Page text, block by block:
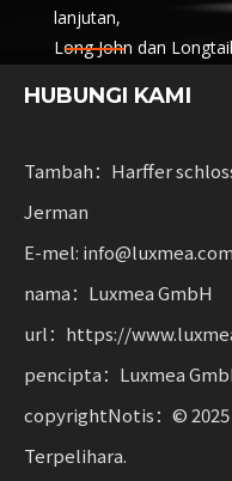
lanjutan,
Long John dan
perkhidmatan
dengan fleksibiliti
HUBUNGI KAMI
Tambah：Harffer
Jerman
E-mel: info@luxmea.com
nama：Luxmea GmbH
url：https://
pencipta：Luxmea
copyrightNotis：© 2025
Terpelihara.